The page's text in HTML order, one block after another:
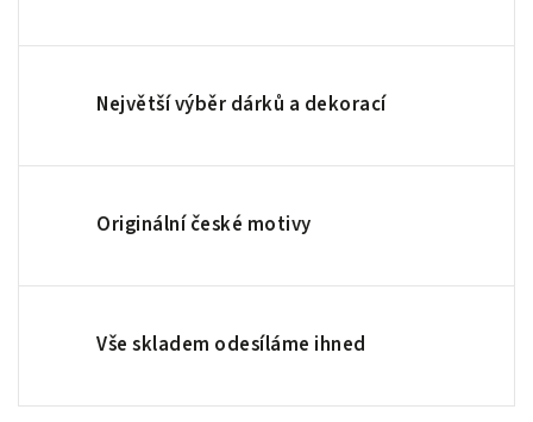
Největší výběr dárků a dekorací
Originální české motivy
Vše skladem odesíláme ihned